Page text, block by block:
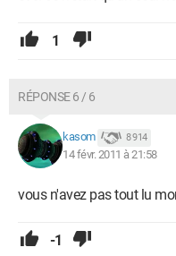
1
RÉPONSE 6 / 6
kasom 8 914
14 févr. 2011 à 21:58
vous n'avez pas tout lu
-1